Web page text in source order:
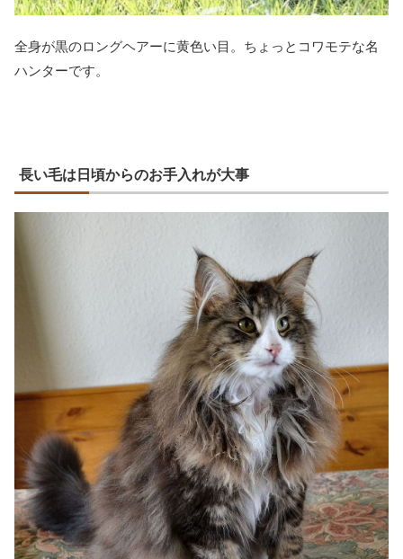
全身が黒のロングヘアーに黄色い目。ちょっとコワモテな名
ハンターです。
長い毛は日頃からのお手入れが大事